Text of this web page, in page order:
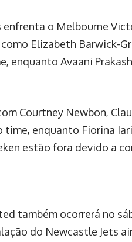
enfrenta o Melbourne
Elizabeth Barwick-
enquanto Avaani
Courtney Newbon,
enquanto Fiorina
estão fora devido a
também ocorrerá no
do Newcastle Jets